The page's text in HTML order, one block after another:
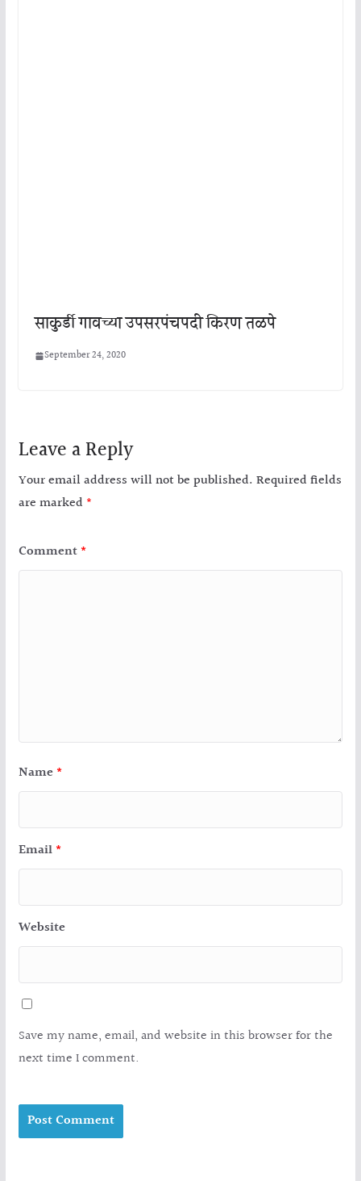
साकुर्डी गावच्या उपसरपंचपदी किरण तळपे
September 24, 2020
Leave a Reply
Your email address will not be published. Required fields
are marked *
Comment *
Name *
Email *
Website
Save my name, email, and website in this browser for the
next time I comment.